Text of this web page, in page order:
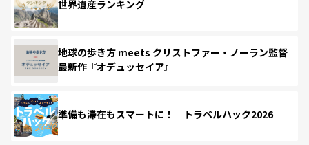
世界遺産ランキング
地球の歩き方 meets クリストファー・ノーラン監督
最新作『オデュッセイア』
準備も滞在もスマートに！ トラベルハック2026